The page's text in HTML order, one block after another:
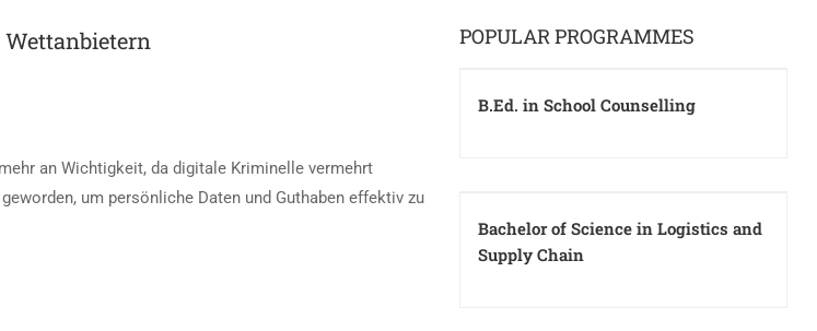
an Wichtigkeit, da digitale Kriminelle vermehrt
um persönliche Daten und Guthaben effektiv zu
POPULAR PROGRAMMES
B.Ed. in School Counselling
Bachelor of Science in Logistics and
Supply Chain